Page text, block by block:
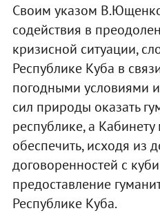
Своим указом
содействия в
кризисной ситуации,
Республике Куба в
погодными условиями
сил природы оказать
республике, а
обеспечить, исходя из
договоренностей с
предоставление
Республике Куба.